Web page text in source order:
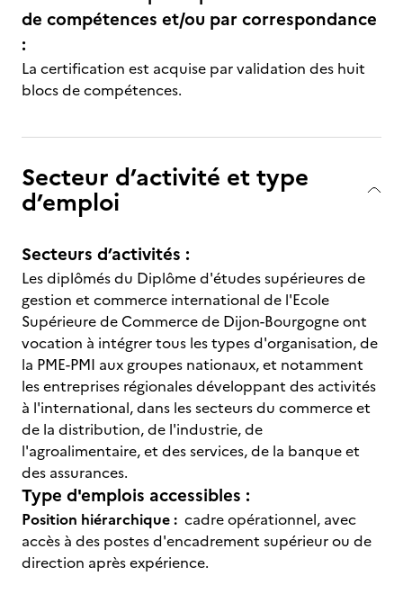
de compétences et/ou par correspondance
:
La certification est acquise par validation des huit
blocs de compétences.
Secteur d’activité et type
d’emploi
Secteurs d’activités :
Les diplômés du Diplôme d'études supérieures de
gestion et commerce international de l'Ecole
Supérieure de Commerce de Dijon-Bourgogne ont
vocation à intégrer tous les types d'organisation, de
la PME-PMI aux groupes nationaux, et notamment
les entreprises régionales développant des activités
à l'international, dans les secteurs du commerce et
de la distribution, de l'industrie, de
l'agroalimentaire, et des services, de la banque et
des assurances.
Type d'emplois accessibles :
Position hiérarchique : cadre opérationnel, avec
accès à des postes d'encadrement supérieur ou de
direction après expérience.